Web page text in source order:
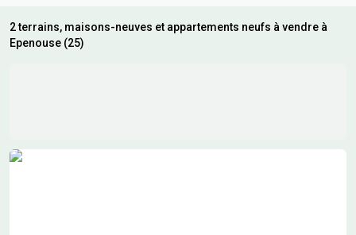
2 terrains, maisons-neuves et appartements neufs à vendre à
Epenouse (25)
Résultats de recherche